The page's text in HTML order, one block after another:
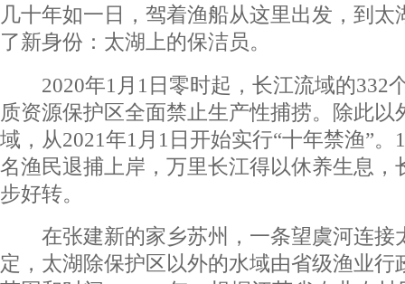
几十年如一日，驾着渔船从这里出发，到太
了新身份：太湖上的保洁员。
2020年1月1日零时起，长江流域的332
质资源保护区全面禁止生产性捕捞。除此以
域，从2021年1月1日开始实行“十年禁渔”。
名渔民退捕上岸，万里长江得以休养生息，
步好转。
在张建新的家乡苏州，一条望虞河连接
定，太湖除保护区以外的水域由省级渔业行